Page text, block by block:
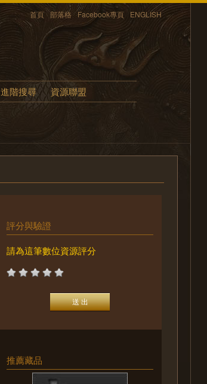
首頁 部落格 Facebook專頁 ENGLISH
進階搜尋 資源聯盟
評分與驗證
請為這筆數位資源評分
推薦藏品